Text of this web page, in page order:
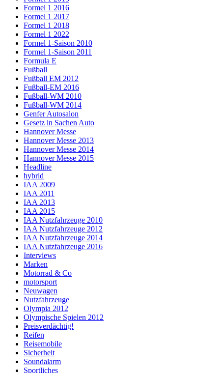
Formel 1 2016
Formel 1 2017
Formel 1 2018
Formel 1 2022
Formel 1-Saison 2010
Formel 1-Saison 2011
Formula E
Fußball
Fußball EM 2012
Fußball-EM 2016
Fußball-WM 2010
Fußball-WM 2014
Genfer Autosalon
Gesetz in Sachen Auto
Hannover Messe
Hannover Messe 2013
Hannover Messe 2014
Hannover Messe 2015
Headline
hybrid
IAA 2009
IAA 2011
IAA 2013
IAA 2015
IAA Nutzfahrzeuge 2010
IAA Nutzfahrzeuge 2012
IAA Nutzfahrzeuge 2014
IAA Nutzfahrzeuge 2016
Interviews
Marken
Motorrad & Co
motorsport
Neuwagen
Nutzfahrzeuge
Olympia 2012
Olympische Spielen 2012
Preisverdächtig!
Reifen
Reisemobile
Sicherheit
Soundalarm
Sportliches